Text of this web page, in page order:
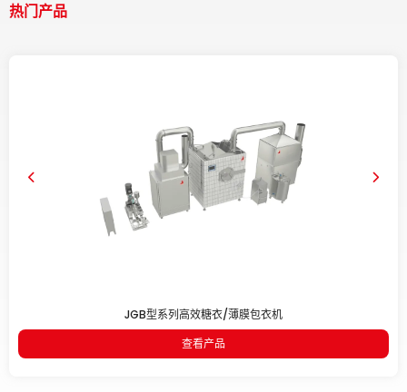
热门产品
JGB型系列高效糖衣/薄膜包衣机
查看产品